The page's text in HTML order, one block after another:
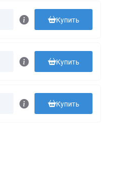
Купить
Купить
Купить